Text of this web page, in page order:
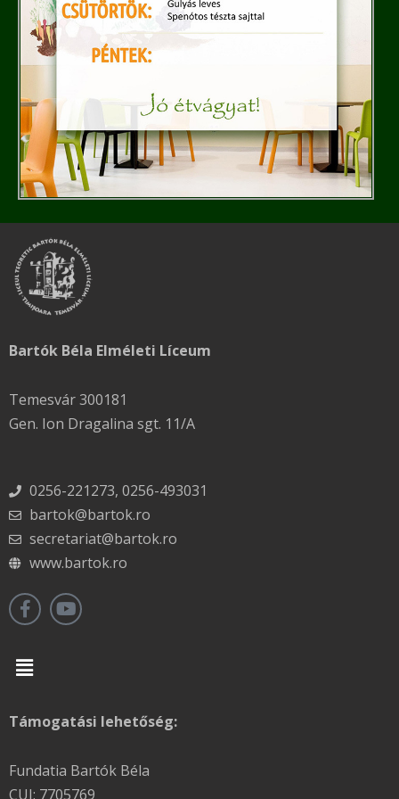
Bartók Béla Elméleti Líceum
Temesvár 300181
Gen. Ion Dragalina sgt. 11/A
0256-221273, 0256-493031
bartok@bartok.ro
secretariat@bartok.ro
www.bartok.ro
Menu
Támogatási lehetőség:
Fundatia Bartók Béla
CUI: 7705769